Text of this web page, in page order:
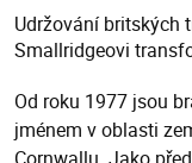
Udržování britských
Smallridgeovi
Od roku 1977 jsou
jménem v oblasti